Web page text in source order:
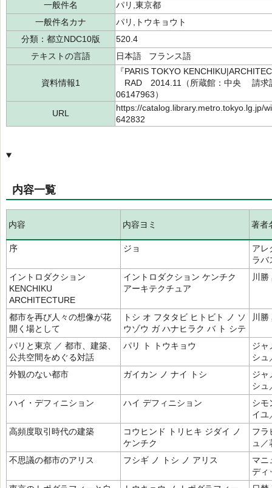
一般件名
パリ,東京都
一般件名カナ
パリ,トウキョウト
分類：都立NDC10版
520.4
テキストの言語
日本語 フランス語
資料情報1
『PARIS TOKYO
RAD 2014.11（所蔵館：中央 請求
06147963）
URL
https://catalog.library.metro.tokyo.lg.jp/
642832
内容一覧
内容 内容ヨミ 著者
序 ジョ
アレ
ラバ
イントロダクション
KENCHIKU
ARCHITECTURE
イントロダクション ケンチク
アーキテクチュア
川勝
都市を再び人々の想像が花
開く場として
トシ オ フタタビ ヒトビト ノ ソ
ウゾウ ガ ハナヒラク バ ト シテ
川勝
パリと東京 ／ 都市、建築、
公共空間をめぐる対話
パリ ト トウキョウ
ジャ
シュ
外観のない都市
ガイカン ノ ナイ トシ
ジャ
シュ
ハイ・デフィニション
ハイ デフィニション
シモ
イユ
高頻度取引時代の建築
コウヒンド トリヒキ ジダイ ノ
ケンチク
フラ
ュ／
不思議の都市のアリス
フシギ ノ トシ ノ アリス
マニ
ディ